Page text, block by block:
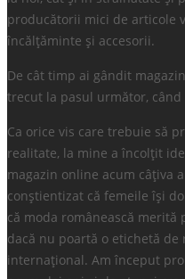
producătorii mici de articole
încălțăminte și accesorii.
De cât timp ai gândit
trecut la pasul următor,
Ca orice vis care trebuie să
realitate, la mine a încolțit
magazin online acum câțiva
conștientizat că femeile își
că moda românească merită
dacă nu poartă o etichetă de
internațional. Am început